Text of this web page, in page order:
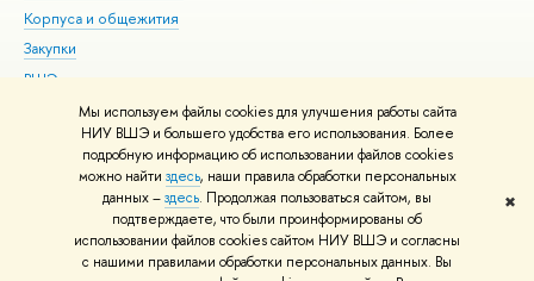
Мы используем файлы cookies для улучшения работы сайта
НИУ ВШЭ и большего удобства его использования. Более
подробную информацию об использовании файлов cookies
можно найти здесь, наши правила обработки персональных
данных –здесь. Продолжая пользоваться сайтом, вы
подтверждаете, что были проинформированы об
использовании файлов cookies сайтом НИУ ВШЭ и согласны
с нашими правилами обработки персональных данных. Вы
✖
Корпуса и общежития
Закупки
ВШЭ для студентов с ограниченными возможностями
здоровья и инвалидностью
Версия для слабовидящих
Единая платежная страница
© НИУ ВШЭ 1993–2026 Адреса и контакты Условия использования
материалов Политика конфиденциальности Карта сайта